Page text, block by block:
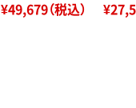
¥49,679（税込）